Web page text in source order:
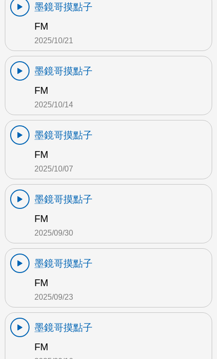
墨鏡哥摸點子
FM
2025/10/21
墨鏡哥摸點子
FM
2025/10/14
墨鏡哥摸點子
FM
2025/10/07
墨鏡哥摸點子
FM
2025/09/30
墨鏡哥摸點子
FM
2025/09/23
墨鏡哥摸點子
FM